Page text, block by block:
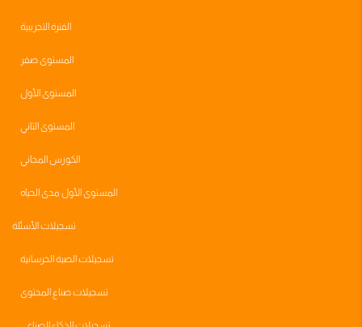
الفترة التجريبية
المستوى صفر
المستوى الأول
المستوى الثاني
الكورس المجاني
المستوى الأول مدى الحياه
تسجيلات الأسئلة
تسجيلات الصبة الخرسانية
تسجيلات صناع المحتوى